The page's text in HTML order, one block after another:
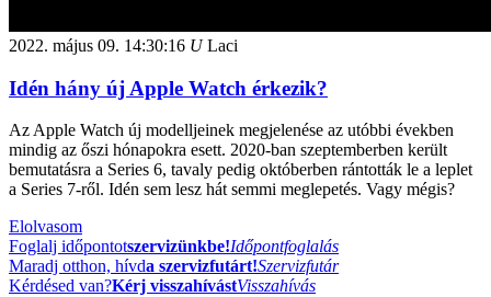
2022. május 09. 14:30:16 ULaci
Idén hány új Apple Watch érkezik?
Az Apple Watch új modelljeinek megjelenése az utóbbi években
mindig az őszi hónapokra esett. 2020-ban szeptemberben került
bemutatásra a Series 6, tavaly pedig októberben rántották le a leplet
a Series 7-ről. Idén sem lesz hát semmi meglepetés. Vagy mégis?
Elolvasom
Foglalj időpontotszervizünkbe!Időpontfoglalás
Maradj otthon, hívda szervizfutárt!Szervizfutár
Kérdésed van?Kérj visszahívástVisszahívás